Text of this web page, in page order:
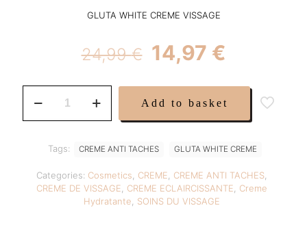
GLUTA WHITE CREME VISSAGE
24,99€ Original
price
was:
24,99 €.
14,97 €
is:
14,97 €.
WHITE
Vitamin
Glutathion
Add to basket
Categories: Cosmetics CREME CREME ANTI TACHES
CREME DE VISSAGE
CREME ECLAIRCISSANTE
Creme
Hydratante
SOINS DU VISSAGE
Tags: CREME ANTI TACHES GLUTA WHITE CREME